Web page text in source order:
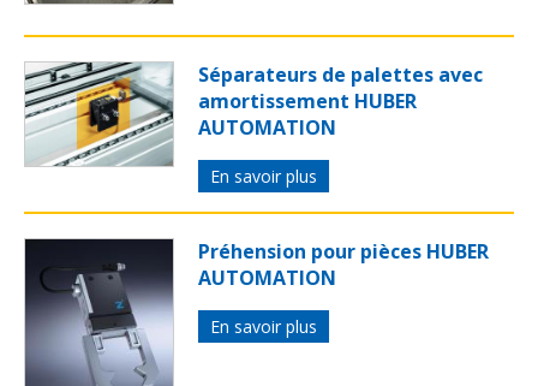
Séparateurs de palettes avec
amortissement HUBER
AUTOMATION
En savoir plus
Préhension pour pièces HUBER
AUTOMATION
En savoir plus